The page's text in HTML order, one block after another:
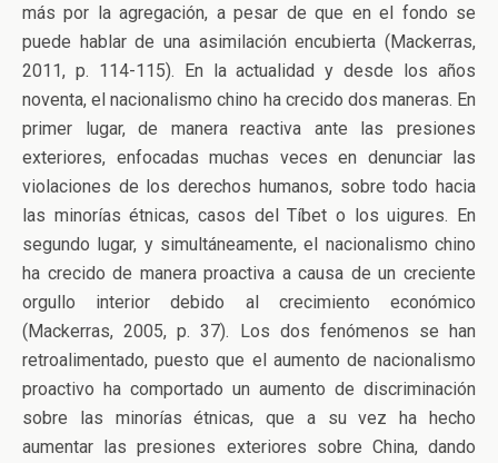
más por la agregación, a pesar de que en el fondo se
puede hablar de una asimilación encubierta (Mackerras,
2011, p. 114-115). En la actualidad y desde los años
noventa, el nacionalismo chino ha crecido dos maneras. En
primer lugar, de manera reactiva ante las presiones
exteriores, enfocadas muchas veces en denunciar las
violaciones de los derechos humanos, sobre todo hacia
las minorías étnicas, casos del Tíbet o los uigures. En
segundo lugar, y simultáneamente, el nacionalismo chino
ha crecido de manera proactiva a causa de un creciente
orgullo interior debido al crecimiento económico
(Mackerras, 2005, p. 37). Los dos fenómenos se han
retroalimentado, puesto que el aumento de nacionalismo
proactivo ha comportado un aumento de discriminación
sobre las minorías étnicas, que a su vez ha hecho
aumentar las presiones exteriores sobre China, dando